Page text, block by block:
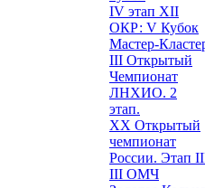
IV этап XII
ОКР: V Кубок
Мастер-
III Открытый
Чемпионат
ЛНХИО. 2
этап.
XX Открытый
чемпионат
России. Этап
III ОМЧ